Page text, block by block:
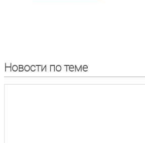
Новости по теме